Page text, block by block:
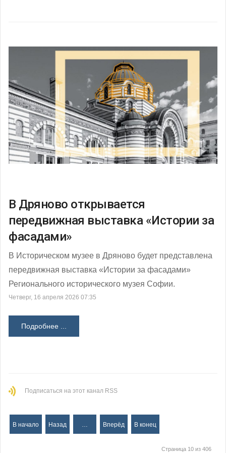
В Дряново открывается
передвижная выставка «Истории за
фасадами»
В Историческом музее в Дряново будет представлена
передвижная выставка «Истории за фасадами»
Регионального исторического музея Софии.
Четверг, 16 апреля 2026 07:35
Подробнее ...
Подписаться на этот канал RSS
В начало Назад … Вперёд В конец
Страница 10 из 406